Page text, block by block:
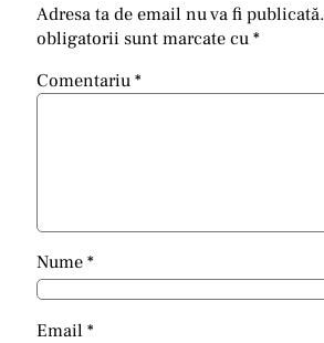
Adresa ta de email nu va fi publicată.
obligatorii sunt marcate cu*
Comentariu*
Nume*
Email *